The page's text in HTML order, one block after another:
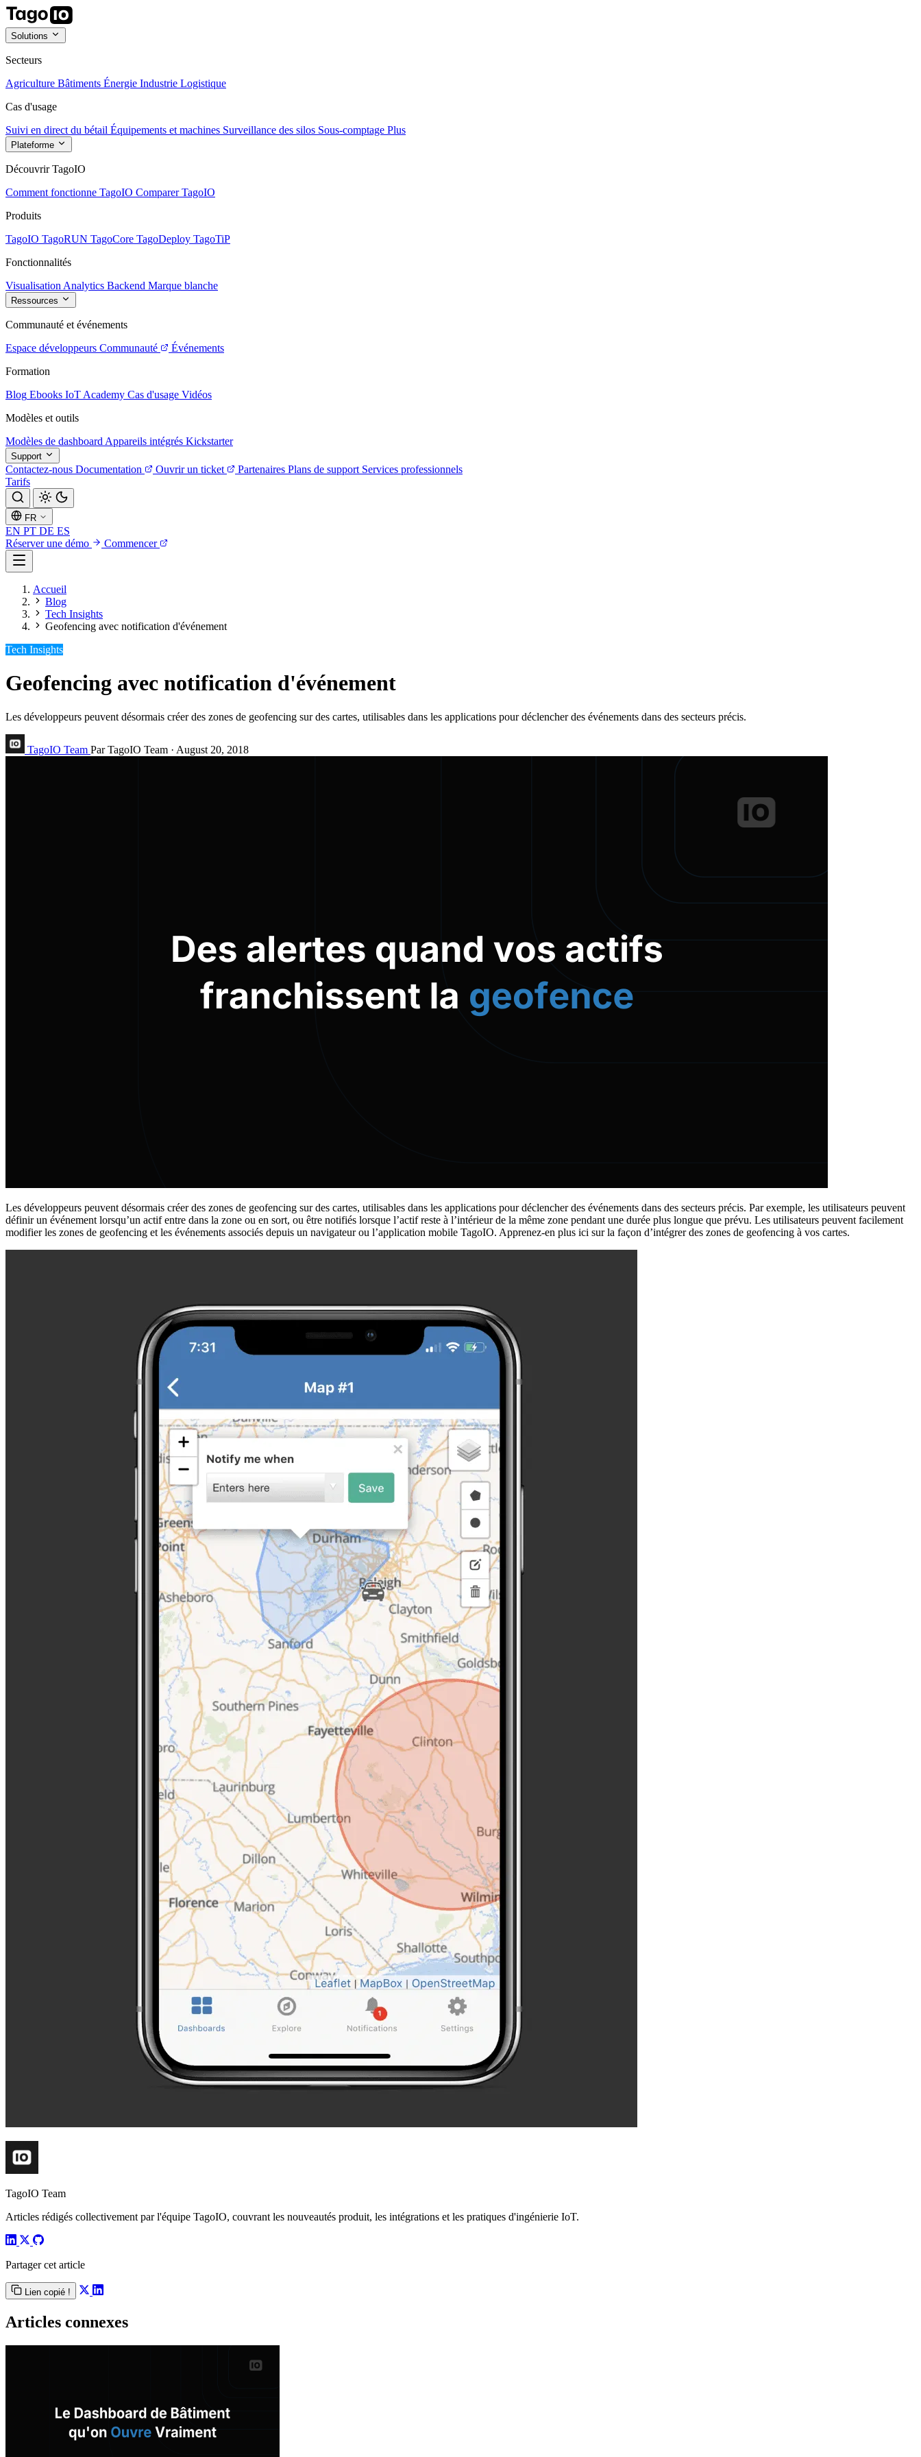
Solutions
Secteurs
Agriculture Bâtiments Énergie Industrie Logistique
Cas d'usage
Suivi en direct du bétail Équipements et machines Surveillance des silos Sous-comptage Plus
Plateforme
Découvrir TagoIO
Comment fonctionne TagoIO Comparer TagoIO
Produits
TagoIO TagoRUN TagoCore TagoDeploy TagoTiP
Fonctionnalités
Visualisation Analytics Backend Marque blanche
Ressources
Communauté et événements
Espace développeurs Communauté
Événements
Formation
Blog Ebooks IoT Academy Cas d'usage Vidéos
Modèles et outils
Modèles de dashboard Appareils intégrés Kickstarter
Support
Contactez-nous Documentation Ouvrir un ticket Partenaires Plans de support Services professionnels
Tarifs
FR
EN PT DE ES
Réserver une démo
Commencer
Accueil
Blog
Tech Insights
Geofencing avec notification d'événement
Tech Insights
Geofencing avec notification d'événement
Les développeurs peuvent désormais créer des zones de geofencing sur des cartes, utilisables dans les applications pour déclencher des événements dans des secteurs précis.
TagoIO Team Par TagoIO Team · August 20, 2018
Les développeurs peuvent désormais créer des zones de geofencing sur des cartes, utilisables dans les applications pour déclencher des événements dans des secteurs précis. Par exemple, les utilisateurs peuvent
définir un événement lorsqu’un actif entre dans la zone ou en sort, ou être notifiés lorsque l’actif reste à l’intérieur de la même zone pendant une durée plus longue que prévu. Les utilisateurs peuvent facilement
modifier les zones de geofencing et les événements associés depuis un navigateur ou l’application mobile TagoIO. Apprenez-en plus ici sur la façon d’intégrer des zones de geofencing à vos cartes.
TagoIO Team
Articles rédigés collectivement par l'équipe TagoIO, couvrant les nouveautés produit, les intégrations et les pratiques d'ingénierie IoT.
Partager cet article
Lien copié !
Articles connexes